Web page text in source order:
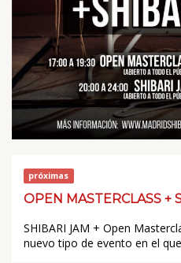
próximas
OPEN MASTERCLASS +
SHIBARI JAM + Open
nuevo tipo de evento en el